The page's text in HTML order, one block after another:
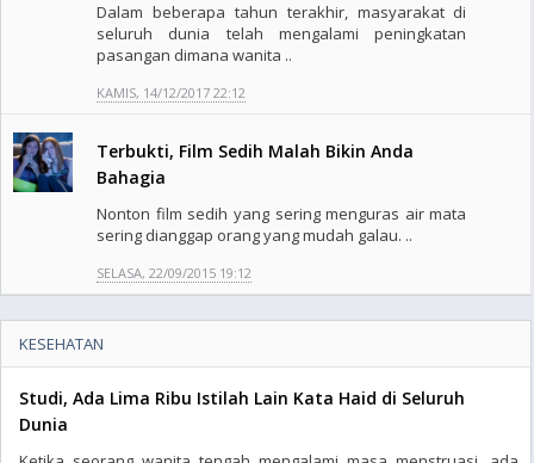
Dalam beberapa tahun terakhir, masyarakat di
seluruh dunia telah mengalami peningkatan
pasangan dimana wanita ..
KAMIS, 14/12/2017 22:12
Terbukti, Film Sedih Malah Bikin Anda
Bahagia
Nonton film sedih yang sering menguras air mata
sering dianggap orang yang mudah galau. ..
SELASA, 22/09/2015 19:12
KESEHATAN
Studi, Ada Lima Ribu Istilah Lain Kata Haid di Seluruh
Dunia